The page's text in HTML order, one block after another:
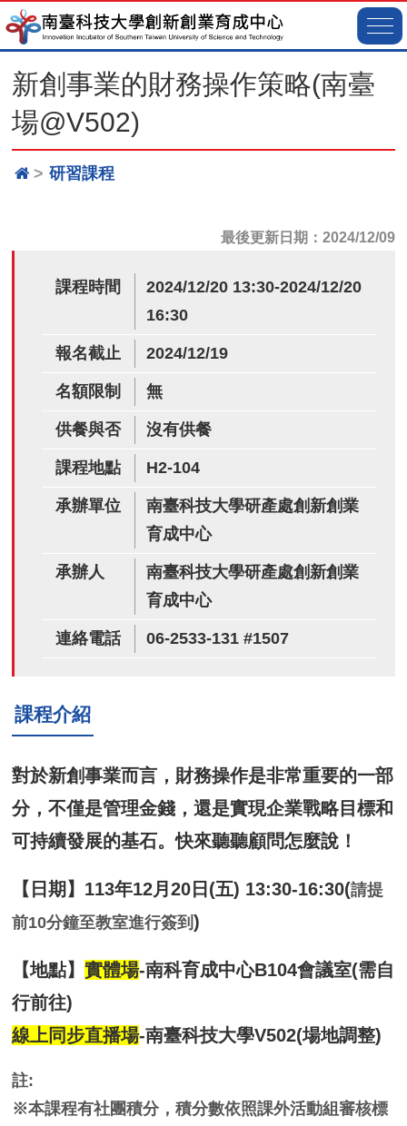
新創事業的財務操作策略(南臺
場@V502)
研習課程
最後更新日期：2024/12/09
課程時間
2024/12/20 13:30-2024/12/20
16:30
報名截止 2024/12/19
名額限制 無
供餐與否 沒有供餐
課程地點 H2-104
承辦單位
南臺科技大學研產處創新創業
育成中心
承辦人
南臺科技大學研產處創新創業
育成中心
連絡電話 06-2533-131 #1507
課程介紹
對於新創事業而言，財務操作是非常重要的一部
分，不僅是管理金錢，還是實現企業戰略目標和
可持續發展的基石。快來聽聽顧問怎麼說！
【日期】113年12月20日(五) 13:30-16:30(請提
前10分鐘至教室進行簽到 )
【地點】 實體場-南科育成中心B104會議室(需自
行前往)
線上同步直播場-南臺科技大學V502(場地調整)
註:
※本課程有社團積分，積分數依照課外活動組審核標